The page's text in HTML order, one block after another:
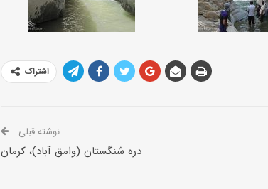
اشتراک
نوشته قبلی
دره شنگستان (وامق آباد)، کرمان